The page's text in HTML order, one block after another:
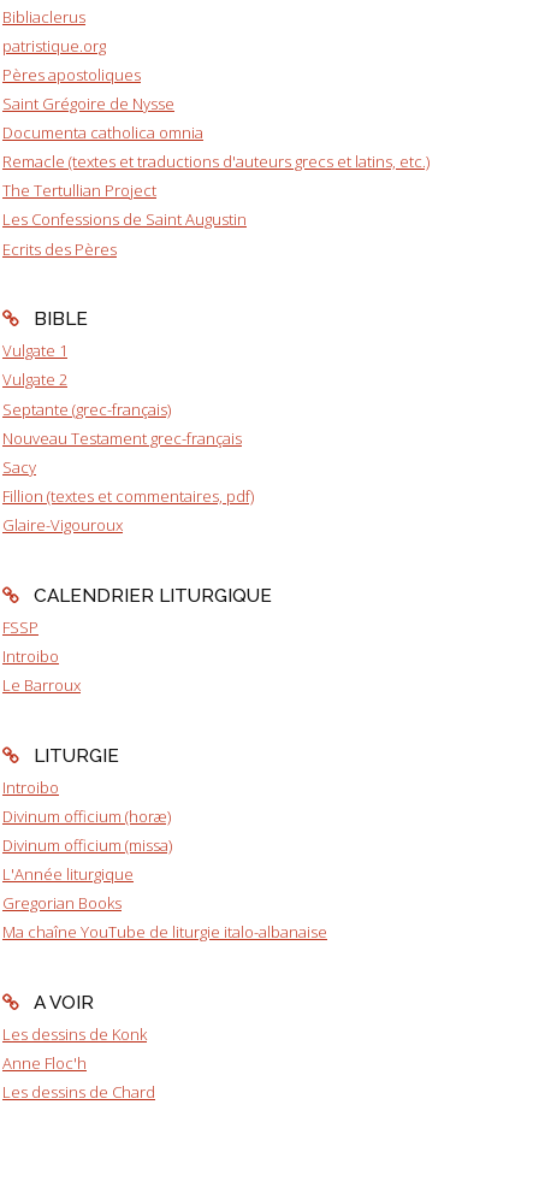
Bibliaclerus
patristique.org
Pères apostoliques
Saint Grégoire de Nysse
Documenta catholica omnia
Remacle (textes et traductions d'auteurs grecs et latins, etc.)
The Tertullian Project
Les Confessions de Saint Augustin
Ecrits des Pères
BIBLE
Vulgate 1
Vulgate 2
Septante (grec-français)
Nouveau Testament grec-français
Sacy
Fillion (textes et commentaires, pdf)
Glaire-Vigouroux
CALENDRIER LITURGIQUE
FSSP
Introibo
Le Barroux
LITURGIE
Introibo
Divinum officium (horæ)
Divinum officium (missa)
L'Année liturgique
Gregorian Books
Ma chaîne YouTube de liturgie italo-albanaise
A VOIR
Les dessins de Konk
Anne Floc'h
Les dessins de Chard